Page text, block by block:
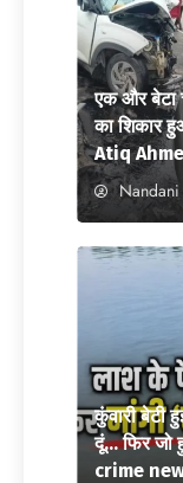
एक और बेटा
का शिकार
Atiq
Nandani
कुंवारी बेटी
दूं… फिर
crime